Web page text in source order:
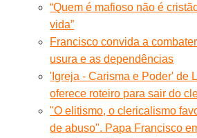
“Quem é mafioso não é
vida”
Francisco convida a
usura e as dependências
'Igreja - Carisma e Poder' de
oferece roteiro para sair do
"O elitismo, o clericalismo
de abuso". Papa Francisco